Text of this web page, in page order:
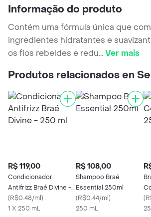
Informação do produto
Contém uma fórmula única que
ingredientes hidratantes e
os fios rebeldes e redu...Ver mais
Produtos relacionados en
R$ 119,00
Condicionador
Antifrizz Braé Divine -
250 ml
(R$0.48/ml)
1 X 250 mL
R$ 108,00
Shampoo Braé
Essential 250ml
(R$0.44/ml)
250 mL
(